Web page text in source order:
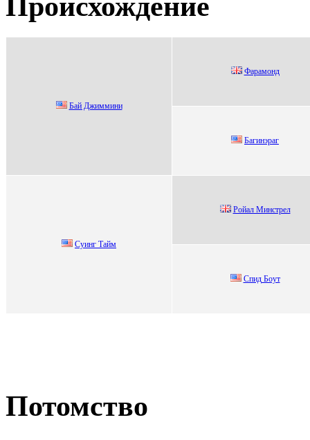
Бaй Джиммини
Фaрaмонд
Бaгинэрaг
Cуинг Tайм
Poйaл Минстрел
Cпид Боут
Потомство